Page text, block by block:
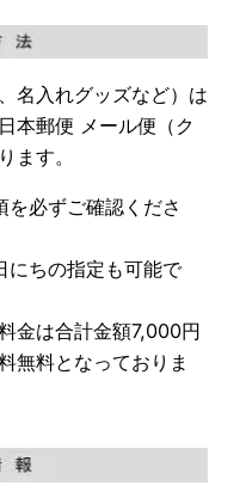
名入れグッズなど）は
本郵便 メール便（ク
ます。
必ずご確認くださ
にちの指定も可能で
金は合計金額7,000円
無料となっておりま